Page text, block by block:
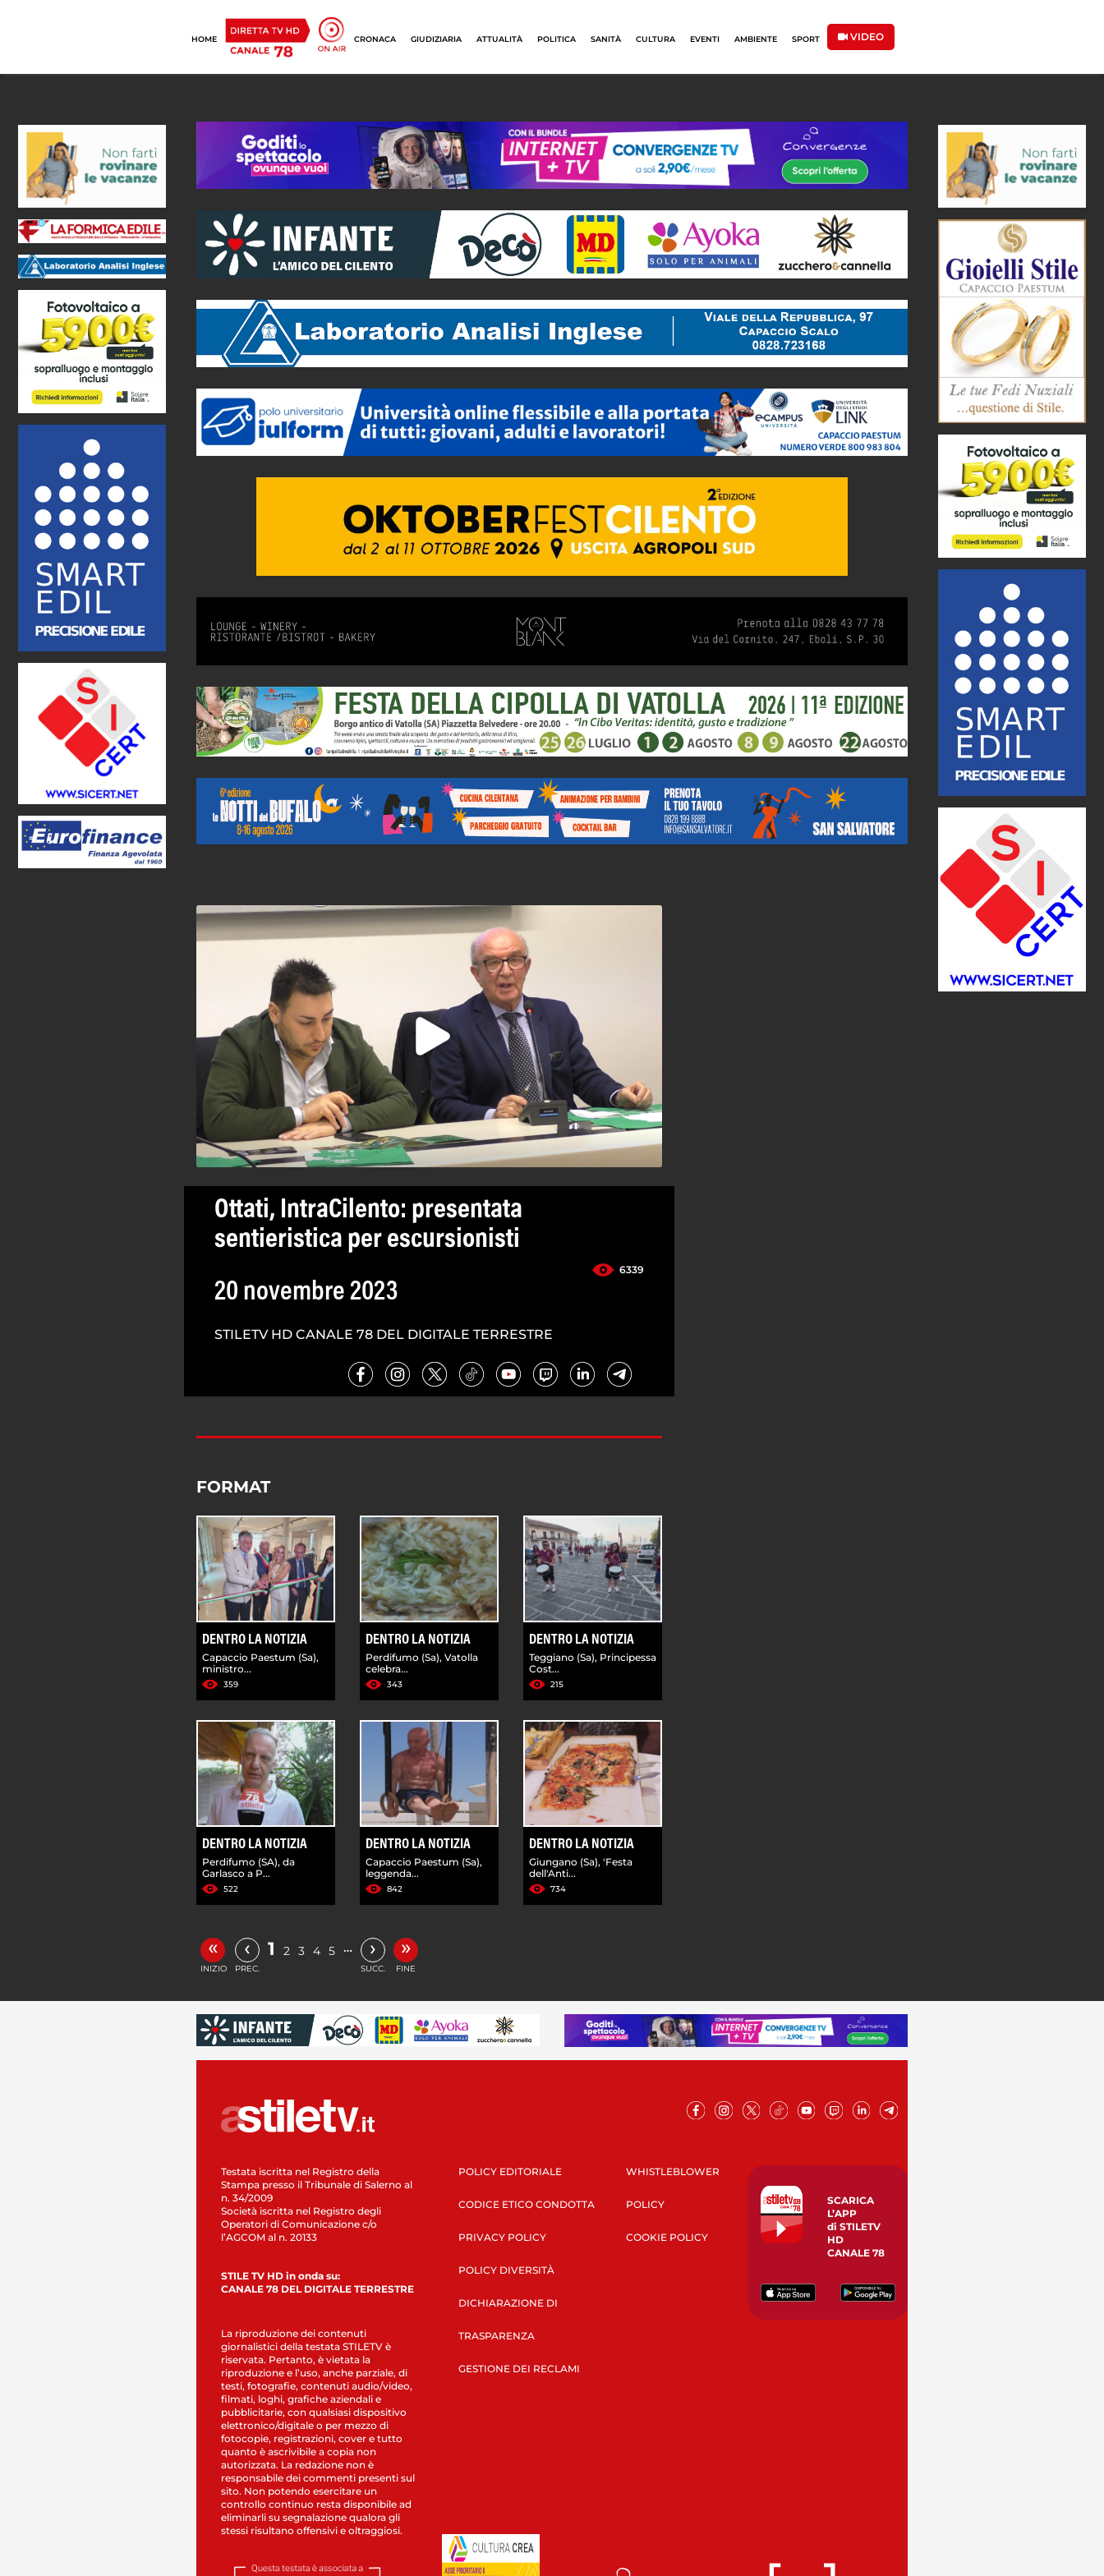
HOME CRONACA GIUDIZIARIA ATTUALITÀ POLITICA SANITÀ CULTURA EVENTI AMBIENTE SPORT VIDEO
Ottati, IntraCilento: presentata
sentieristica per escursionisti
6339
20 novembre 2023
STILETV HD CANALE 78 DEL DIGITALE TERRESTRE
FORMAT
DENTRO LA NOTIZIA
Capaccio Paestum (Sa),
ministro...
359
DENTRO LA NOTIZIA
Perdifumo (Sa), Vatolla
celebra...
343
DENTRO LA NOTIZIA
Teggiano (Sa), Principessa
Cost...
215
DENTRO LA NOTIZIA
Perdifumo (SA), da
Garlasco a P...
522
DENTRO LA NOTIZIA
Capaccio Paestum (Sa),
leggenda...
842
DENTRO LA NOTIZIA
Giungano (Sa), 'Festa
dell'Anti...
734
«
INIZIO
‹
PREC.
1 2 3 4 5 … ›
SUCC.
»
FINE
Testata iscritta nel Registro della
Stampa presso il Tribunale di Salerno al
n. 34/2009
Società iscritta nel Registro degli
Operatori di Comunicazione c/o
l’AGCOM al n. 20133
STILE TV HD in onda su:
CANALE 78 DEL DIGITALE TERRESTRE
La riproduzione dei contenuti
giornalistici della testata STILETV è
riservata. Pertanto, è vietata la
riproduzione e l’uso, anche parziale, di
testi, fotografie, contenuti audio/video,
filmati, loghi, grafiche aziendali e
pubblicitarie, con qualsiasi dispositivo
elettronico/digitale o per mezzo di
fotocopie, registrazioni, cover e tutto
quanto è ascrivibile a copia non
autorizzata. La redazione non è
responsabile dei commenti presenti sul
sito. Non potendo esercitare un
controllo continuo resta disponibile ad
eliminarli su segnalazione qualora gli
stessi risultano offensivi e oltraggiosi.
POLICY EDITORIALE
CODICE ETICO CONDOTTA
PRIVACY POLICY
POLICY DIVERSITÀ
DICHIARAZIONE DI
TRASPARENZA
GESTIONE DEI RECLAMI
WHISTLEBLOWER
POLICY
COOKIE POLICY
SCARICA
L’APP
di STILETV
HD
CANALE 78